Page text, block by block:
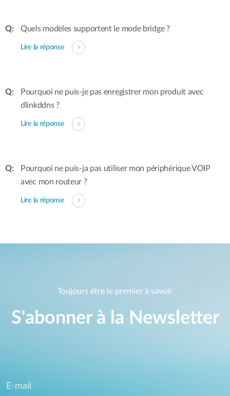
Quels modèles supportent le mode bridge ?
Lire la réponse
Pourquoi ne puis-je pas enregistrer mon produit avec
dlinkddns ?
Lire la réponse
Pourquoi ne puis-ja pas utiliser mon périphérique VOIP
avec mon routeur ?
Lire la réponse
Toujours être le premier à savoir
S'abonner à la Newsletter